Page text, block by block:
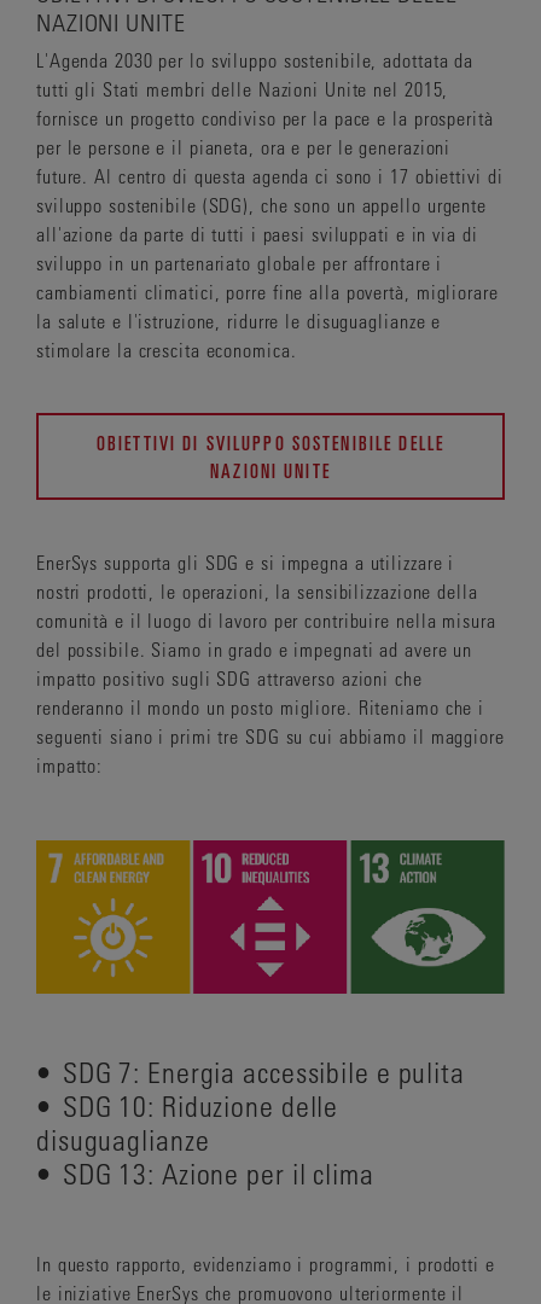
NAZIONI UNITE
L'Agenda 2030 per lo sviluppo sostenibile, adottata da
tutti gli Stati membri delle Nazioni Unite nel 2015,
fornisce un progetto condiviso per la pace e la prosperità
per le persone e il pianeta, ora e per le generazioni
future. Al centro di questa agenda ci sono i 17 obiettivi di
sviluppo sostenibile (SDG), che sono un appello urgente
all'azione da parte di tutti i paesi sviluppati e in via di
sviluppo in un partenariato globale per affrontare i
cambiamenti climatici, porre fine alla povertà, migliorare
la salute e l'istruzione, ridurre le disuguaglianze e
stimolare la crescita economica.
OBIETTIVI DI SVILUPPO SOSTENIBILE DELLE
NAZIONI UNITE
EnerSys supporta gli SDG e si impegna a utilizzare i
nostri prodotti, le operazioni, la sensibilizzazione della
comunità e il luogo di lavoro per contribuire nella misura
del possibile. Siamo in grado e impegnati ad avere un
impatto positivo sugli SDG attraverso azioni che
renderanno il mondo un posto migliore. Riteniamo che i
seguenti siano i primi tre SDG su cui abbiamo il maggiore
impatto:
• SDG 7: Energia accessibile e pulita
• SDG 10: Riduzione delle
disuguaglianze
• SDG 13: Azione per il clima
In questo rapporto, evidenziamo i programmi, i prodotti e
le iniziative EnerSys che promuovono ulteriormente il